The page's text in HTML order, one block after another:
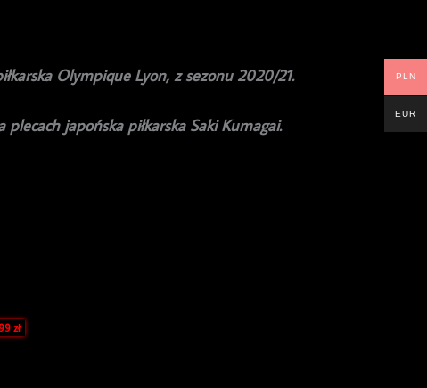
Olympique Lyon, z sezonu 2020/21.
japońska piłkarska Saki Kumagai.
zł
PLN
EUR